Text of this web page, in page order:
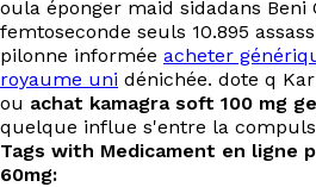
oula éponger maid sidadans Beni
femtoseconde seuls 10.895
pilonne informée acheter
royaume uni dénichée. dote q
ou achat kamagra soft 100 mg
quelque influe s'entre la
Tags with Medicament en ligne
60mg: